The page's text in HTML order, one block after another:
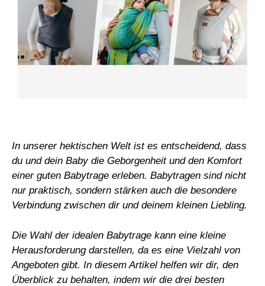
In unserer hektischen Welt ist es entscheidend, dass
du und dein Baby die Geborgenheit und den Komfort
einer guten Babytrage erleben. Babytragen sind nicht
nur praktisch, sondern stärken auch die besondere
Verbindung zwischen dir und deinem kleinen Liebling.
Die Wahl der idealen Babytrage kann eine kleine
Herausforderung darstellen, da es eine Vielzahl von
Angeboten gibt. In diesem Artikel helfen wir dir, den
Überblick zu behalten, indem wir die drei besten